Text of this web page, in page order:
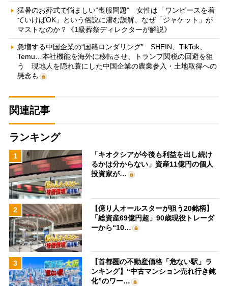
猛暑のお葬式で悩ましい“喪服問題” 女性は「ワンピースを着
ていけばOK」という俗説に潜む誤解、なぜ「ジャケット」が
マストなのか？《1級葬祭ディレクターが解説》
急増する中国企業の“国籍ロンダリング” SHEIN、TikTok、
Temu…本社機能を海外に移転させ、トランプ関税の回避を狙
う 現地人を隠れ蓑にした中国企業の農業参入・土地取得への
懸念も
関連記事
ランキング
1
「キオクシアが今後も利益を出し続け
るかは分からない」資産11億円の個人
投資家が…
2
【億り人オールスターが狙う20銘柄】
「総資産69億円超」90歳現役トレーダ
ーから“10…
3
【首都圏の不動産価格「危ない駅」ラ
ンキング】“中古マンション売れ行き鈍
化”のワー…